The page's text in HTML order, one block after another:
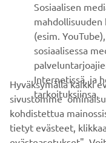
UUTISKIRJE
Ole ensimmäinen, joka
erikoistapahtumista,
Lue
Sosiaalisen
(esim.
sosiaalisessa
Internetissä, ja
tarkoituksiinsa.
Hyväksymällä kaikki
sivustomme
kohdistettua
tietyt evästeet,